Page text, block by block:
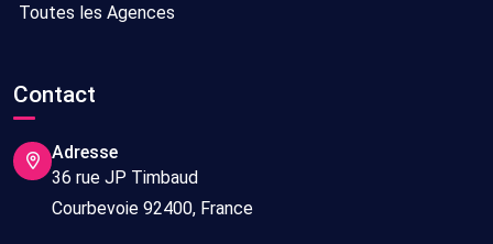
Toutes les Agences
Contact
Adresse
36 rue JP Timbaud
Courbevoie 92400, France